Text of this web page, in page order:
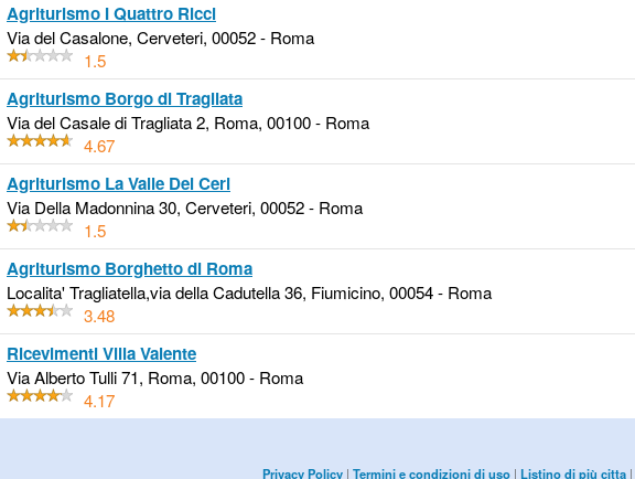
Agriturismo I Quattro Ricci
Via del Casalone, Cerveteri, 00052 - Roma
1.5
Agriturismo Borgo di Tragliata
Via del Casale di Tragliata 2, Roma, 00100 - Roma
4.67
Agriturismo La Valle Dei Ceri
Via Della Madonnina 30, Cerveteri, 00052 - Roma
1.5
Agriturismo Borghetto di Roma
Localita' Tragliatella,via della Cadutella 36, Fiumicino, 00054 - Roma
3.48
Ricevimenti Villa Valente
Via Alberto Tulli 71, Roma, 00100 - Roma
4.17
Privacy Policy | Termini e condizioni di uso | Listino di più citta |